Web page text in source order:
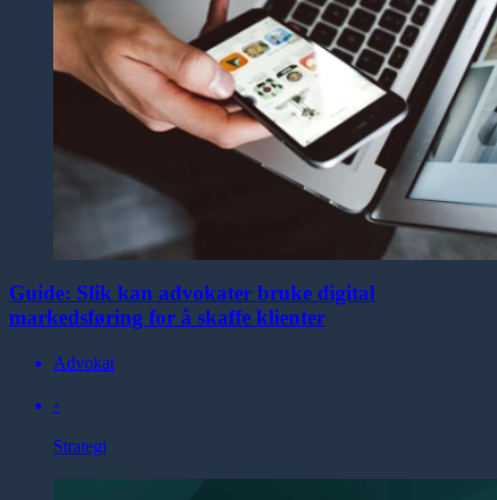
Guide: Slik kan advokater bruke digital
markedsføring for å skaffe klienter
Advokat
◦
Strategi